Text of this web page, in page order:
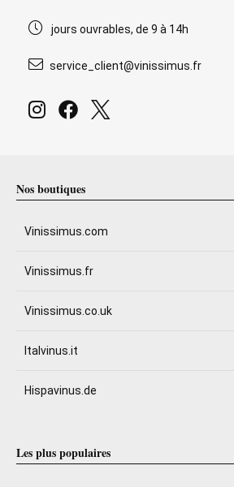
jours ouvrables, de 9 à 14h
service_client@vinissimus.fr
Nos boutiques
Vinissimus.com
Vinissimus.fr
Vinissimus.co.uk
Italvinus.it
Hispavinus.de
Les plus populaires